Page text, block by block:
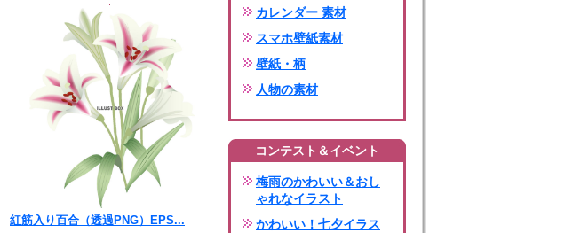
紅筋入り百合（透過PNG）EPS...
カレンダー 素材
スマホ壁紙素材
壁紙・柄
人物の素材
コンテスト＆イベント
梅雨のかわいい＆おし
ゃれなイラスト
かわいい！七夕イラス